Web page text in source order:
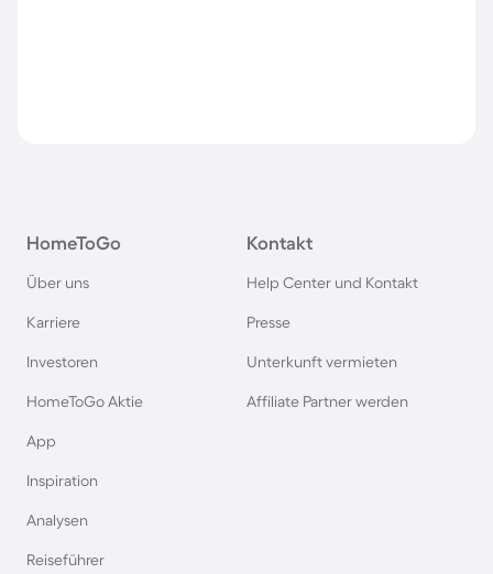
HomeToGo
Über uns
Karriere
Investoren
HomeToGo Aktie
App
Inspiration
Analysen
Reiseführer
Kontakt
Help Center und Kontakt
Presse
Unterkunft vermieten
Affiliate Partner werden